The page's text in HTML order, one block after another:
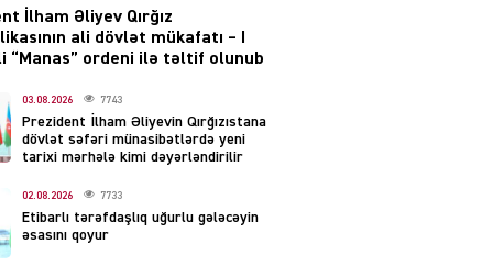
imzaladı
07.08.2026 5487
Tehran və İrəvandan
“Tramp yolu”na HƏMLƏ –
REAKSİYA
İlham Əliyev Qırğız
ali dövlət mükafatı – I
“Manas” ordeni ilə təltif olunub
03.08.2026 7743
Prezident İlham Əliyevin Qırğızıstana
dövlət səfəri münasibətlərdə yeni
tarixi mərhələ kimi dəyərləndirilir
02.08.2026 7733
Etibarlı tərəfdaşlıq uğurlu gələcəyin
əsasını qoyur